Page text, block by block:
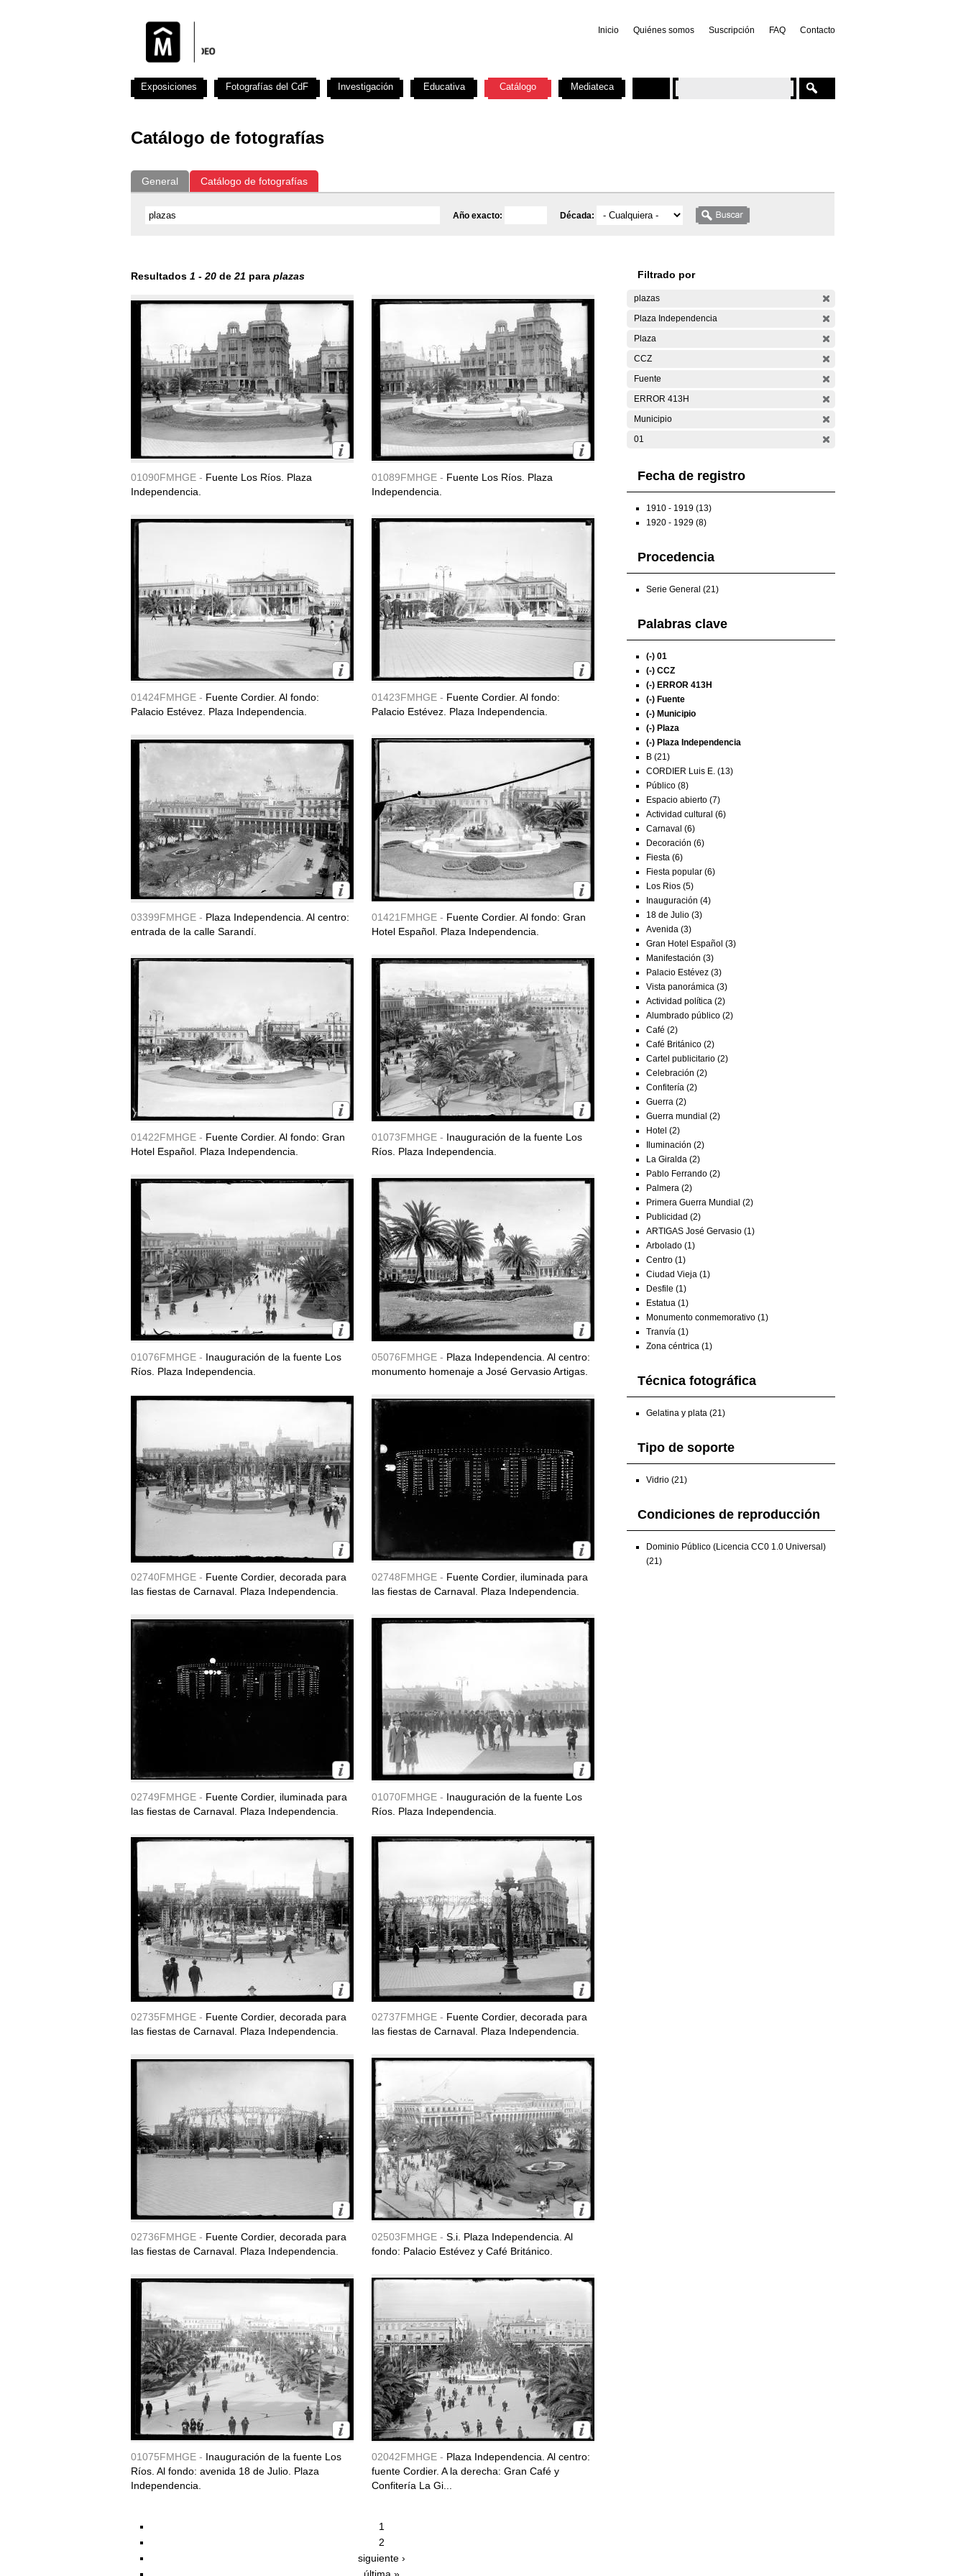
Inicio Quiénes somos Suscripción FAQ Contacto
Catálogo de fotografías
General Catálogo de fotografías
Año exacto: Década:
Resultados 1 - 20 de 21 para plazas
01090FMHGE - Fuente Los Ríos. Plaza
Independencia.
01089FMHGE - Fuente Los Ríos. Plaza
Independencia.
01424FMHGE - Fuente Cordier. Al fondo:
Palacio Estévez. Plaza Independencia.
01423FMHGE - Fuente Cordier. Al fondo:
Palacio Estévez. Plaza Independencia.
03399FMHGE - Plaza Independencia. Al centro:
entrada de la calle Sarandí.
01421FMHGE - Fuente Cordier. Al fondo: Gran
Hotel Español. Plaza Independencia.
01422FMHGE - Fuente Cordier. Al fondo: Gran
Hotel Español. Plaza Independencia.
01073FMHGE - Inauguración de la fuente Los
Ríos. Plaza Independencia.
01076FMHGE - Inauguración de la fuente Los
Ríos. Plaza Independencia.
05076FMHGE - Plaza Independencia. Al centro:
monumento homenaje a José Gervasio Artigas.
02740FMHGE - Fuente Cordier, decorada para
las fiestas de Carnaval. Plaza Independencia.
02748FMHGE - Fuente Cordier, iluminada para
las fiestas de Carnaval. Plaza Independencia.
02749FMHGE - Fuente Cordier, iluminada para
las fiestas de Carnaval. Plaza Independencia.
01070FMHGE - Inauguración de la fuente Los
Ríos. Plaza Independencia.
02735FMHGE - Fuente Cordier, decorada para
las fiestas de Carnaval. Plaza Independencia.
02737FMHGE - Fuente Cordier, decorada para
las fiestas de Carnaval. Plaza Independencia.
02736FMHGE - Fuente Cordier, decorada para
las fiestas de Carnaval. Plaza Independencia.
02503FMHGE - S.i. Plaza Independencia. Al
fondo: Palacio Estévez y Café Británico.
01075FMHGE - Inauguración de la fuente Los
Ríos. Al fondo: avenida 18 de Julio. Plaza
Independencia.
02042FMHGE - Plaza Independencia. Al centro:
fuente Cordier. A la derecha: Gran Café y
Confitería La Gi...
1
2
siguiente ›
Filtrado por
plazas
Plaza Independencia
Plaza
CCZ
Fuente
ERROR 413H
Municipio
01
Fecha de registro
1910 - 1919 (13)
1920 - 1929 (8)
Procedencia
Serie General (21)
Palabras clave
(-) 01
(-) CCZ
(-) ERROR 413H
(-) Fuente
(-) Municipio
(-) Plaza
(-) Plaza Independencia
B (21)
CORDIER Luis E. (13)
Público (8)
Espacio abierto (7)
Actividad cultural (6)
Carnaval (6)
Decoración (6)
Fiesta (6)
Fiesta popular (6)
Los Rios (5)
Inauguración (4)
18 de Julio (3)
Avenida (3)
Gran Hotel Español (3)
Manifestación (3)
Palacio Estévez (3)
Vista panorámica (3)
Actividad política (2)
Alumbrado público (2)
Café (2)
Café Británico (2)
Cartel publicitario (2)
Celebración (2)
Confitería (2)
Guerra (2)
Guerra mundial (2)
Hotel (2)
Iluminación (2)
La Giralda (2)
Pablo Ferrando (2)
Palmera (2)
Primera Guerra Mundial (2)
Publicidad (2)
ARTIGAS José Gervasio (1)
Arbolado (1)
Centro (1)
Ciudad Vieja (1)
Desfile (1)
Estatua (1)
Monumento conmemorativo (1)
Tranvía (1)
Zona céntrica (1)
Técnica fotográfica
Gelatina y plata (21)
Tipo de soporte
Vidrio (21)
Condiciones de reproducción
Dominio Público (Licencia CC0 1.0 Universal)
(21)
Exposiciones Fotografías del CdF Investigación Educativa Catálogo Mediateca